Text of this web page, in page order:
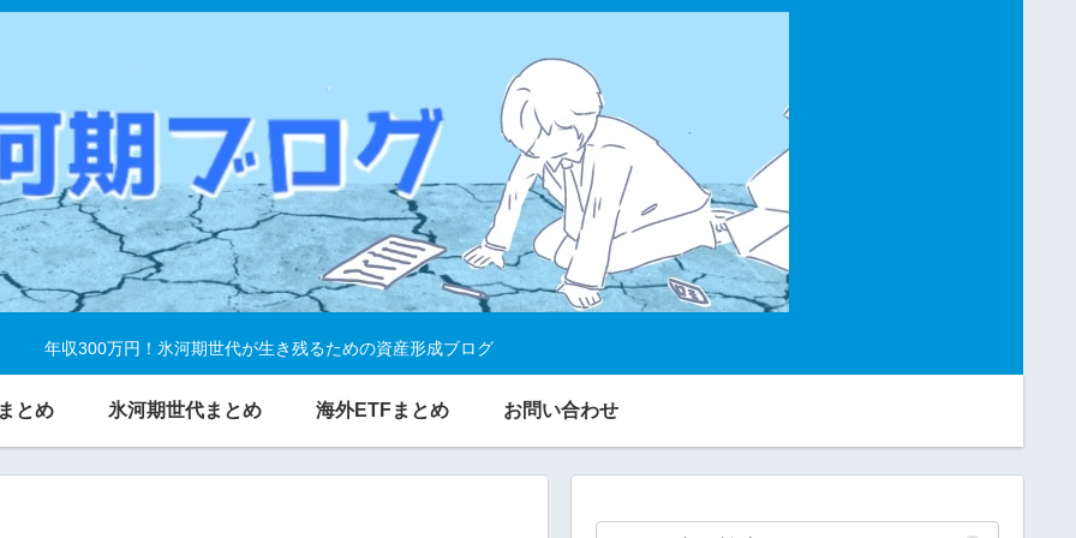
年収300万円！氷河期世代が生き残るための資産形成ブログ
とめ 氷河期世代まとめ 海外ETFまとめ お問い合わせ